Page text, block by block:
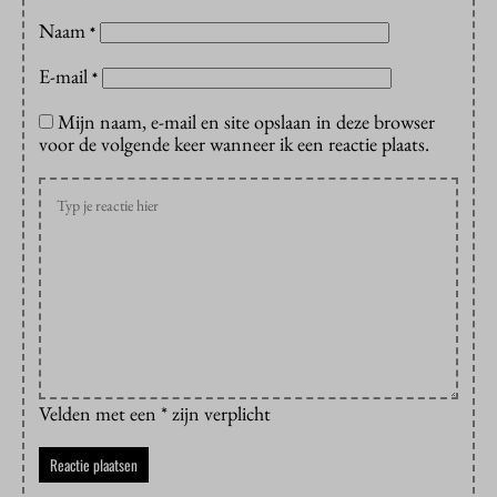
Naam *
E-mail *
Mijn naam, e-mail en site opslaan in deze browser
voor de volgende keer wanneer ik een reactie plaats.
Velden met een * zijn verplicht